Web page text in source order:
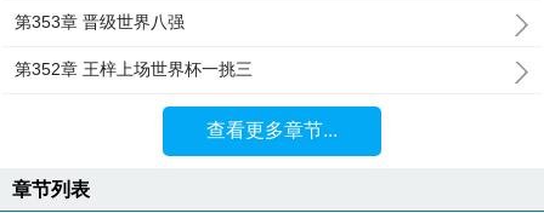
第353章 晋级世界八强
第352章 王梓上场世界杯一挑三
查看更多章节...
章节列表